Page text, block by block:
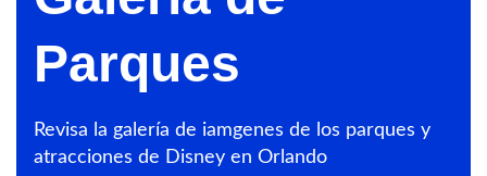
Parques
Revisa la galería de iamgenes de los parques y
atracciones de Disney en Orlando